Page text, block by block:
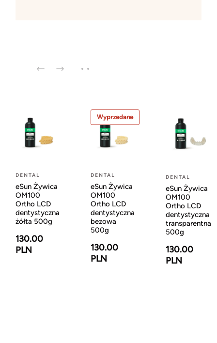
DENTAL
eSun Żywica
OM100
Ortho LCD
dentystyczna
żółta 500g
130.00
PLN
Wyprzedane
DENTAL
eSun Żywica
OM100
Ortho LCD
dentystyczna
bezowa
500g
130.00
PLN
DENTAL
eSun Żywica
OM100
Ortho LCD
dentystyczna
transparentna
500g
130.00
PLN